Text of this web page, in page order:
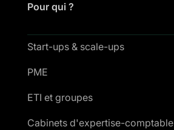
Pour qui ?
Start-ups & scale-ups
PME
ETI et groupes
Cabinets d'expertise-comptable